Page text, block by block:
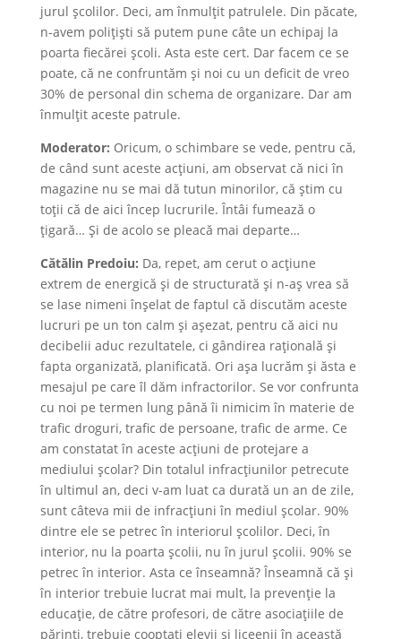
jurul școlilor. Deci, am înmulțit patrulele. Din păcate,
n-avem polițiști să putem pune câte un echipaj la
poarta fiecărei școli. Asta este cert. Dar facem ce se
poate, că ne confruntăm și noi cu un deficit de vreo
30% de personal din schema de organizare. Dar am
înmulțit aceste patrule.
Moderator: Oricum, o schimbare se vede, pentru că,
de când sunt aceste acțiuni, am observat că nici în
magazine nu se mai dă tutun minorilor, că știm cu
toții că de aici încep lucrurile. Întâi fumează o
țigară… Și de acolo se pleacă mai departe…
Cătălin Predoiu: Da, repet, am cerut o acțiune
extrem de energică și de structurată și n-aș vrea să
se lase nimeni înșelat de faptul că discutăm aceste
lucruri pe un ton calm și așezat, pentru că aici nu
decibelii aduc rezultatele, ci gândirea rațională și
fapta organizată, planificată. Ori așa lucrăm și ăsta e
mesajul pe care îl dăm infractorilor. Se vor confrunta
cu noi pe termen lung până îi nimicim în materie de
trafic droguri, trafic de persoane, trafic de arme. Ce
am constatat în aceste acțiuni de protejare a
mediului școlar? Din totalul infracțiunilor petrecute
în ultimul an, deci v-am luat ca durată un an de zile,
sunt câteva mii de infracțiuni în mediul școlar. 90%
dintre ele se petrec în interiorul școlilor. Deci, în
interior, nu la poarta școlii, nu în jurul școlii. 90% se
petrec în interior. Asta ce înseamnă? Înseamnă că și
în interior trebuie lucrat mai mult, la prevenție la
educație, de către profesori, de către asociațiile de
părinți, trebuie cooptați elevii și liceenii în această